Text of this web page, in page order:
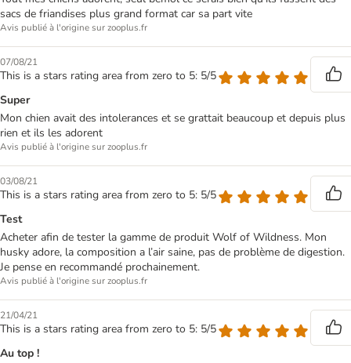
sacs de friandises plus grand format car sa part vite
Avis publié à l'origine sur zooplus.fr
07/08/21
This is a stars rating area from zero to 5: 5/5
Super
Mon chien avait des intolerances et se grattait beaucoup et depuis plus
rien et ils les adorent
Avis publié à l'origine sur zooplus.fr
03/08/21
This is a stars rating area from zero to 5: 5/5
Test
Acheter afin de tester la gamme de produit Wolf of Wildness. Mon
husky adore, la composition a l’air saine, pas de problème de digestion.
Je pense en recommandé prochainement.
Avis publié à l'origine sur zooplus.fr
21/04/21
This is a stars rating area from zero to 5: 5/5
Au top !